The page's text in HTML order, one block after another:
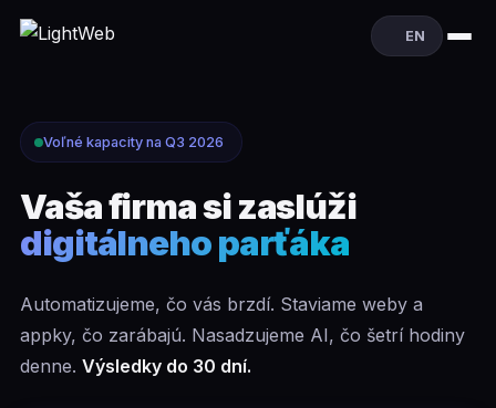
EN
Voľné kapacity na Q3 2026
Vaša firma si zaslúži
digitálneho parťáka
Automatizujeme, čo vás brzdí. Staviame weby a
appky, čo zarábajú. Nasadzujeme AI, čo šetrí hodiny
denne. Výsledky do 30 dní.